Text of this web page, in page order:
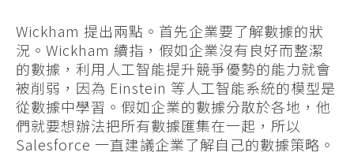
Wickham 提出兩點。首先企業要了解數據的狀
況。Wickham 續指，假如企業沒有良好而整潔
的數據，利用人工智能提升競爭優勢的能力就會
被削弱，因為 Einstein 等人工智能系統的模型是
從數據中學習。假如企業的數據分散於各地，他
們就要想辦法把所有數據匯集在一起，所以
Salesforce 一直建議企業了解自己的數據策略。